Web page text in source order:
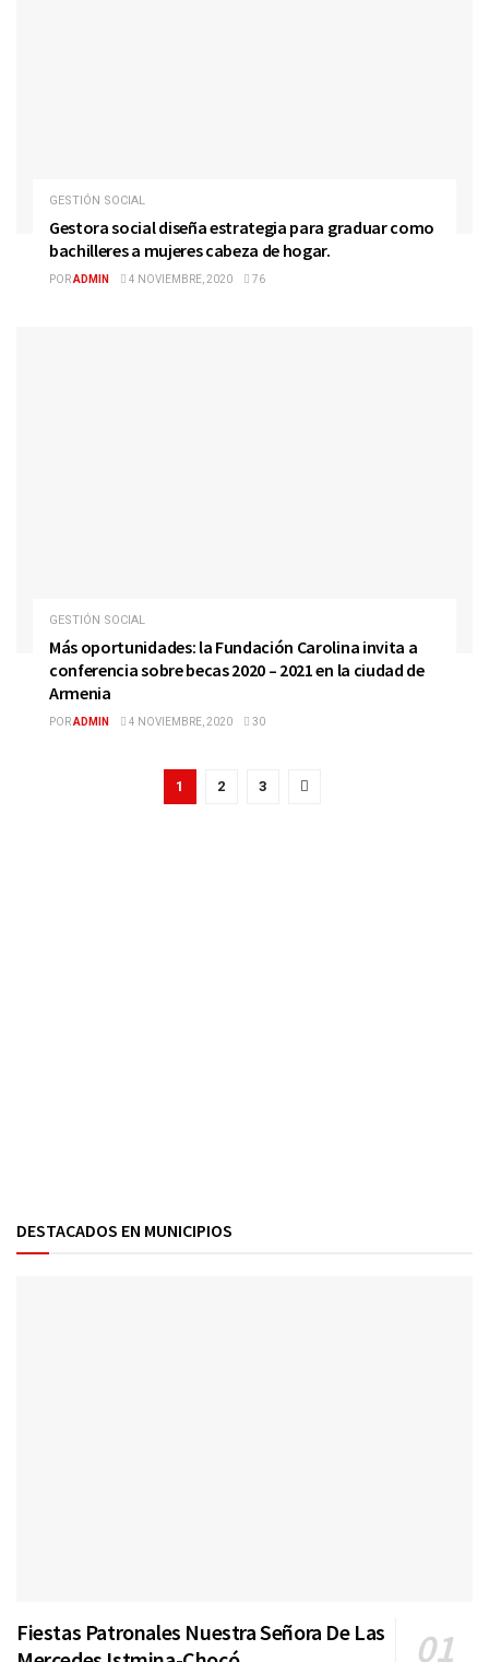
GESTIÓN SOCIAL
Gestora social diseña estrategia para graduar como
bachilleres a mujeres cabeza de hogar.
PORADMIN 4 NOVIEMBRE, 2020 76
GESTIÓN SOCIAL
Más oportunidades: la Fundación Carolina invita a
conferencia sobre becas 2020 – 2021 en la ciudad de
Armenia
PORADMIN 4 NOVIEMBRE, 2020 30
1 2 3
DESTACADOS EN MUNICIPIOS
Fiestas Patronales Nuestra Señora De Las